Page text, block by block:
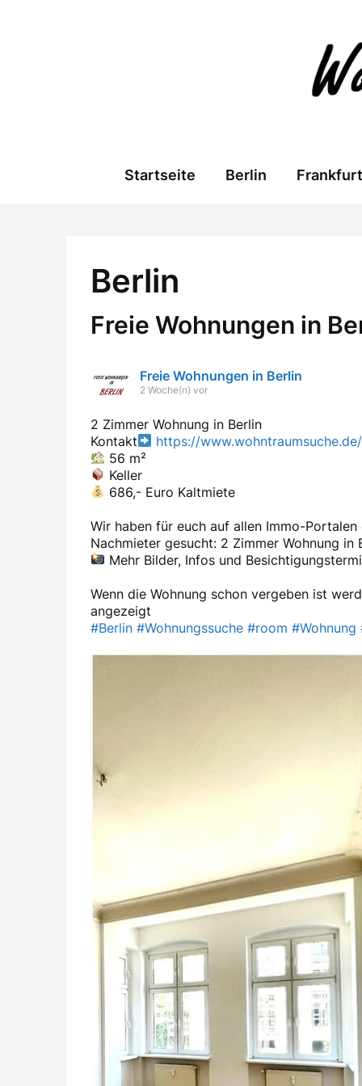
Startseite Berlin
Berlin
Freie Wohnungen in
Freie Wohnungen in Berlin
2 Woche(n) vor
2 Zimmer Wohnung in Berlin
Kontakt
https://
56 m²
Keller
686,- Euro Kaltmiete
Wir haben für euch auf allen Immo-
Nachmieter gesucht: 2 Zimmer Wohnung
Mehr Bilder, Infos und
Wenn die Wohnung schon vergeben ist
angezeigt
#Berlin #Wohnungssuche #room #Wohnung